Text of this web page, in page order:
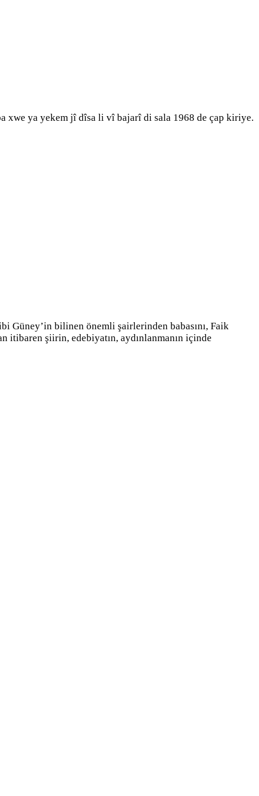
xwe ya yekem jî dîsa li vî bajarî di sala 1968 de çap kiriye.
Güney’in bilinen önemli şairlerinden babasını, Faik
itibaren şiirin, edebiyatın, aydınlanmanın içinde